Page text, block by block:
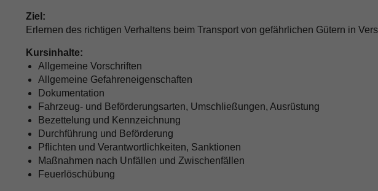
Ziel:
Erlernen des richtigen Verhaltens beim Transport von gefährlichen Gütern in
Kursinhalte:
Allgemeine Vorschriften
Allgemeine Gefahreneigenschaften
Dokumentation
Fahrzeug- und Beförderungsarten, Umschließungen, Ausrüstung
Bezettelung und Kennzeichnung
Durchführung und Beförderung
Pflichten und Verantwortlichkeiten, Sanktionen
Maßnahmen nach Unfällen und Zwischenfällen
Feuerlöschübung